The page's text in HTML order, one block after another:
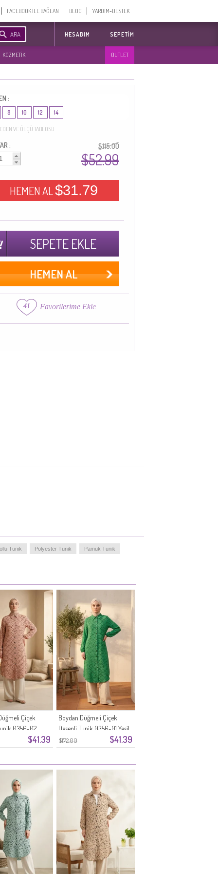
FACEBOOK İLE BAĞLAN BLOG YARDIM-DESTEK
ARA HESABIM SEPETIM
KOZMETİK OUTLET
:
8 10 12 14
VE ÖLÇÜ TABLOSU
: $115.00
$52.99
HEMEN AL$31.79
SEPETE EKLE
HEMEN AL
41 Favorilerime Ekle
Tunik Polyester Tunik Pamuk Tunik
$41.39
Çiçek
0356-02
$172.00 $41.39
Boydan Düğmeli Çiçek
Desenli Tunik 0356-01 Yeşil